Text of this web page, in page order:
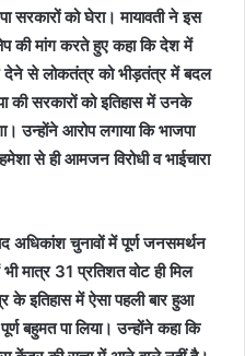
सरकारों को घेरा। मायावती ने इस
की मांग करते हुए कहा कि देश में
देने से लोकतंत्र को भीड़तंत्र में बदल
की सरकारों को इतिहास में उनके
उन्होंने आरोप लगाया कि भाजपा
से ही आमजन विरोधी व भाईचारा
अधिकांश चुनावों में पूर्ण जनसमर्थन
मात्र 31 प्रतिशत वोट ही मिल
इतिहास में ऐसा पहली बार हुआ
बहुमत पा लिया। उन्होंने कहा कि